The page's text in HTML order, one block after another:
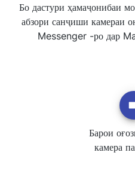
Бо дастури ҳамаҷонибаи
абзори санҷиши камераи
Messenger -ро дар
Барои
камера